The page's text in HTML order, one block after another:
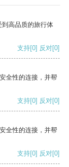
高品质的旅行体
支持[0] 反对[0]
全性的连接，并帮
支持[0] 反对[0]
全性的连接，并帮
支持[0] 反对[0]